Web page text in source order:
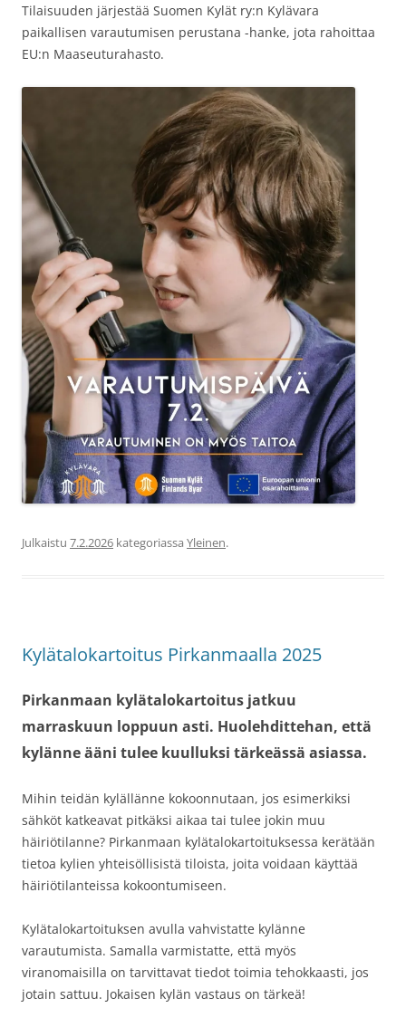
Tilaisuuden järjestää Suomen Kylät ry:n Kylävara
paikallisen varautumisen perustana -hanke, jota rahoittaa
EU:n Maaseuturahasto.
Julkaistu 7.2.2026 kategoriassa Yleinen.
Kylätalokartoitus Pirkanmaalla 2025
Pirkanmaan kylätalokartoitus jatkuu
marraskuun loppuun asti. Huolehdittehan, että
kylänne ääni tulee kuulluksi tärkeässä asiassa.
Mihin teidän kylällänne kokoonnutaan, jos esimerkiksi
sähköt katkeavat pitkäksi aikaa tai tulee jokin muu
häiriötilanne? Pirkanmaan kylätalokartoituksessa kerätään
tietoa kylien yhteisöllisistä tiloista, joita voidaan käyttää
häiriötilanteissa kokoontumiseen.
Kylätalokartoituksen avulla vahvistatte kylänne
varautumista. Samalla varmistatte, että myös
viranomaisilla on tarvittavat tiedot toimia tehokkaasti, jos
jotain sattuu. Jokaisen kylän vastaus on tärkeä!